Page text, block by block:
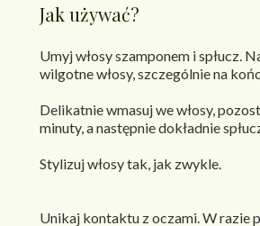
Jak używać?
Umyj włosy szamponem i spłucz.
wilgotne włosy, szczególnie na
Delikatnie wmasuj we włosy,
minuty, a następnie dokładnie
Stylizuj włosy tak, jak zwykle.
Unikaj kontaktu z oczami. W razie